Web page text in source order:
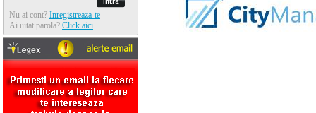
Nu ai cont? Inregistreaza-te
Ai uitat parola? Click aici